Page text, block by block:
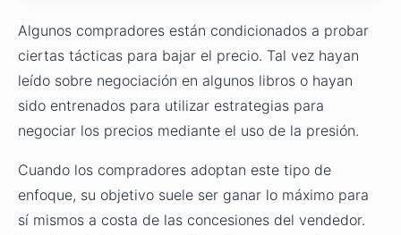
Algunos compradores están condicionados a probar
ciertas tácticas para bajar el precio. Tal vez hayan
leído sobre negociación en algunos libros o hayan
sido entrenados para utilizar estrategias para
negociar los precios mediante el uso de la presión.
Cuando los compradores adoptan este tipo de
enfoque, su objetivo suele ser ganar lo máximo para
sí mismos a costa de las concesiones del vendedor.